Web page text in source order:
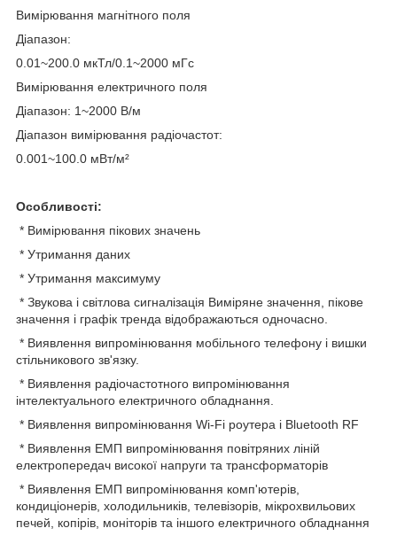
Вимірювання магнітного поля
Діапазон:
0.01~200.0 мкТл/0.1~2000 мГс
Вимірювання електричного поля
Діапазон: 1~2000 В/м
Діапазон вимірювання радіочастот:
0.001~100.0 мВт/м²
Особливості:
* Вимірювання пікових значень
* Утримання даних
* Утримання максимуму
* Звукова і світлова сигналізація Виміряне значення, пікове
значення і графік тренда відображаються одночасно.
* Виявлення випромінювання мобільного телефону і вишки
стільникового зв'язку.
* Виявлення радіочастотного випромінювання
інтелектуального електричного обладнання.
* Виявлення випромінювання Wi-Fi роутера і Bluetooth RF
* Виявлення ЕМП випромінювання повітряних ліній
електропередач високої напруги та трансформаторів
* Виявлення ЕМП випромінювання комп'ютерів,
кондиціонерів, холодильників, телевізорів, мікрохвильових
печей, копірів, моніторів та іншого електричного обладнання